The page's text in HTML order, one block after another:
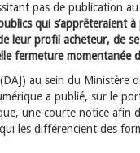
pas de publication
qui s’apprêteraient
leur profil acheteur, de
fermeture momentanée
au sein du Ministère
a publié, sur le
une courte notice afin
les différencient des